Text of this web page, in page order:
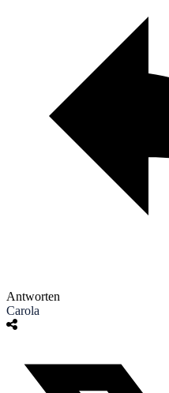
Antworten
Carola